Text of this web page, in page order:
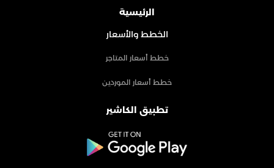
الرئيسية
الخطط والأسعار
خطط أسعار المتاجر
خطط أسعار الموردين
تطبيق الكاشير